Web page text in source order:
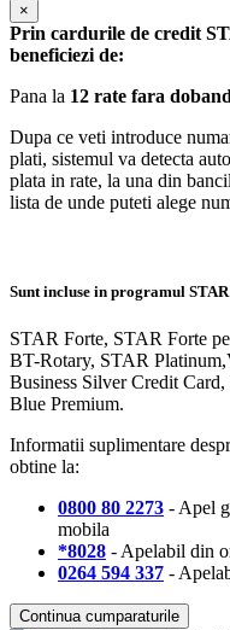
×
Prin cardurile de credit
beneficiezi de:
Pana la 12 rate fara
Dupa ce veti introduce
plati, sistemul va detecta
plata in rate, la una din
lista de unde puteti alege
Sunt incluse in programul
STAR Forte, STAR Forte
BT-Rotary, STAR
Business Silver Credit
Blue Premium.
Informatii suplimentare
obtine la:
0800 80 2273 - Apel
mobila
*8028 - Apelabil din
0264 594 337 -
Continua cumparaturile